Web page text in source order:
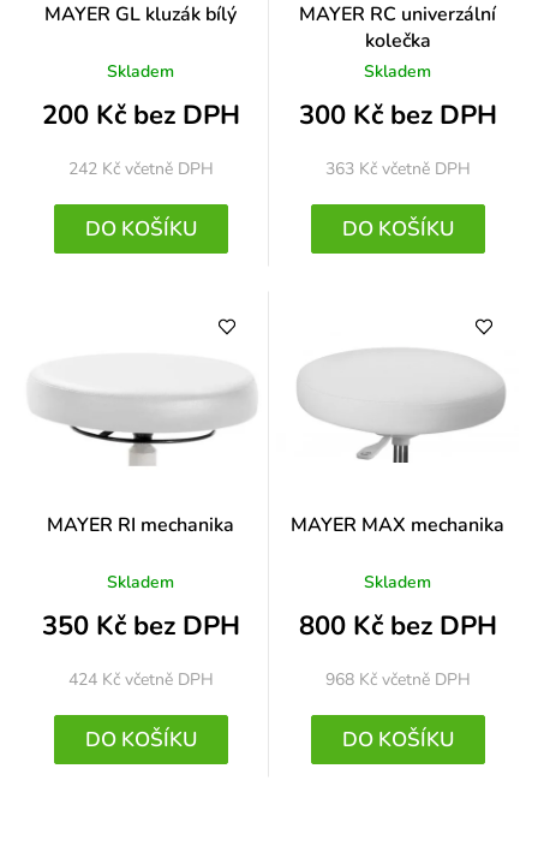
MAYER GL kluzák bílý
Skladem
200 Kč bez DPH
242 Kč včetně DPH
DO KOŠÍKU
MAYER RC univerzální
kolečka
Skladem
300 Kč bez DPH
363 Kč včetně DPH
DO KOŠÍKU
MAYER RI mechanika
Skladem
350 Kč bez DPH
424 Kč včetně DPH
DO KOŠÍKU
MAYER MAX mechanika
Skladem
800 Kč bez DPH
968 Kč včetně DPH
DO KOŠÍKU